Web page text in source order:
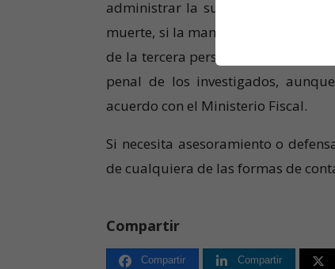
administrar la sustancia
muerte, si la manipulación de la
de la tercera persona constituye
penal de los investigados,
acuerdo con el Ministerio Fiscal.
Si necesita asesoramiento o
de cualquiera de las formas de
Compartir
Compartir Compartir